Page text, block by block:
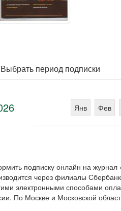
Выбрать период подписки
Янв Фев
подписку онлайн на
через филиалы
электронными способами
По Москве и Московской